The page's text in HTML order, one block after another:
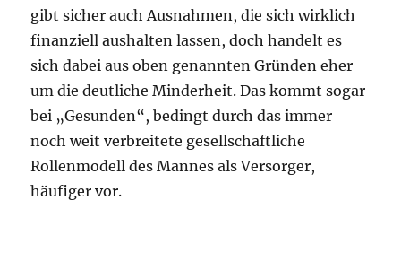
gibt sicher auch Ausnahmen, die sich wirklich
finanziell aushalten lassen, doch handelt es
sich dabei aus oben genannten Gründen eher
um die deutliche Minderheit. Das kommt sogar
bei „Gesunden“, bedingt durch das immer
noch weit verbreitete gesellschaftliche
Rollenmodell des Mannes als Versorger,
häufiger vor.